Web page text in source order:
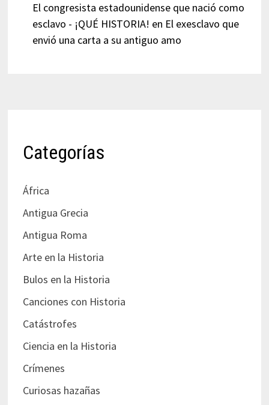
El congresista estadounidense que nació como
esclavo - ¡QUÉ HISTORIA! en El exesclavo que
envió una carta a su antiguo amo
Categorías
África
Antigua Grecia
Antigua Roma
Arte en la Historia
Bulos en la Historia
Canciones con Historia
Catástrofes
Ciencia en la Historia
Crímenes
Curiosas hazañas